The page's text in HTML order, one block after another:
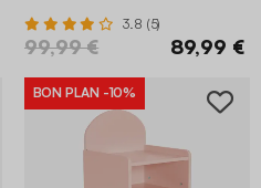
3.8 (5)
99,99 € 89,99 €
BON PLAN -10%